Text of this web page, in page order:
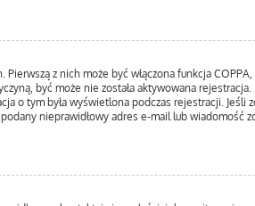
z nich może być włączona funkcja
być może nie została aktywowana
tym była wyświetlona podczas rejestracji. Jeśli
nieprawidłowy adres e-mail lub wiadomość